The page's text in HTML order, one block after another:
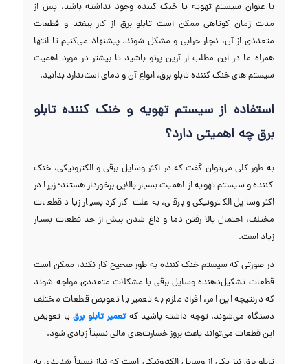
با عنوان سیستم تهویه یا خنک کننده وجود نداشته باشد، پس از
مدت زمان کوتاهی ممکن است تابلو برق از کار بیفتد و قطعات
متعددی از آن، دچار خرابی و مشکل شوند. پیشنهاد می‌کنیم تا انتها
همراه ما در این مطلب از آرین پرتو باشید تا بیشتر در مورد اهمیت
سیستم های خنک کننده تابلو برق، انواع آن و دمای استاندارد بدانید.
استفاده از سیستم تهویه و خنک کننده تابلو
برق چه اهمیتی دارد؟
به طور کلی می‌توان گفت که در اکثر وسایل برقی و الکترونیکی، خنک
کننده و سیستم تهویه از اهمیت بسیار بالایی برخوردار هستند؛ زیرا در
اکثر وسایل الکترونیکی و برقی، به علت کارکرد بسیار زیاد قطعات
مختلف، احتمال بالا رفتن دما و داغ شدن بیش از حد قطعات بسیار
زیاد است.
در صورتی که سیستم خنک کننده به طور صحیح کار نکند، ممکن است
قطعات تشکیل‌دهنده وسایل برقی با مشکلات متعددی مواجه شوند
که درنتیجه‌ این امر، افراد ملزم به تعمیر یا تعویض قطعات مختلف
دستگاه می‌شوند. توجه داشته باشید کهتعمیر تابلو برقیا تعویض
این قطعات می‌تواند باعث بروز خسارت‌های مالی نسبتاً زیادی ‌شود.